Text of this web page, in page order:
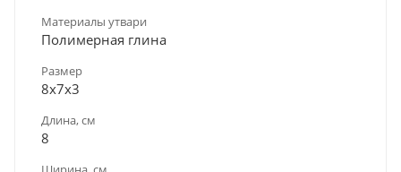
Материалы утвари
Полимерная глина
Размер
8х7х3
Длина, см
8